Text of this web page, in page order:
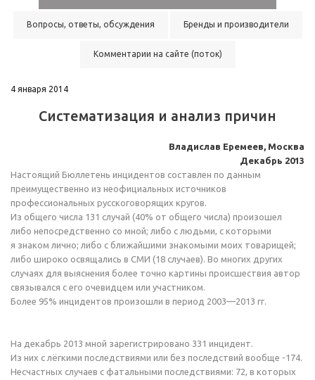
Вопросы, ответы, обсуждения Бренды и производители
Комментарии на сайте (поток)
4 января 2014
Систематизация и анализ причин
Владислав Еремеев, Москва
Декабрь 2013
Настоящий Бюллетень инцидентов составлен по данным
преимущественно из неофициальных источников
профессиональных русскоговорящих кругов.
Из общего числа 131 случай (40% от общего числа) произошел
либо непосредственно со мной; либо с людьми, с которыми
я знаком лично; либо с ближайшими знакомыми моих товарищей;
либо широко освящались в СМИ (18 случаев). Во многих других
случаях для выяснения более точно картины происшествия автор
связывался с его очевидцем или участником.
Более 95% инцидентов произошли в период 2003—2013 гг.
На декабрь 2013 мной зарегистрировано 331 инцидент.
Из них с лёгкими последствиями или без последствий вообще -174.
Несчастных случаев с фатальными последствиями: 72, в которых